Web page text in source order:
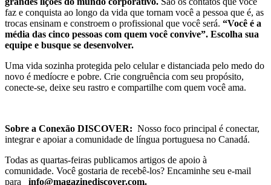
faz e conquista ao longo da vida que tornam você a pessoa que é, as
trocas ensinam e constroem o profissional que você será. “Você é a
média das cinco pessoas com quem você convive”. Escolha sua
equipe e busque se desenvolver.
Uma vida sozinha protegida pelo celular e distanciada pelo medo do
novo é medíocre e pobre. Crie congruência com seu propósito,
conecte-se, deixe seu rastro e compartilhe com quem você ama.
Sobre a Conexão DISCOVER: Nosso foco principal é conectar,
integrar e apoiar a comunidade de língua portuguesa no Canadá.
Todas as quartas-feiras publicamos artigos de apoio à
comunidade. Você gostaria de recebê-los? Encaminhe seu e-mail
para info@magazinediscover.com.